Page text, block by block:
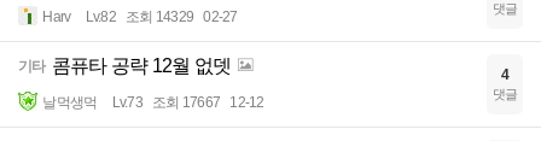
Harv Lv.82 조회 14329 02-27 댓글
기타 콤퓨타 공략 12월 없뎃
날먹생먹 Lv.73 조회 17667 12-12
4
댓글